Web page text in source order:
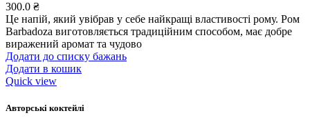
300.0 ₴
Це напій, який увібрав у себе найкращі властивості рому. Ром
Barbadoza виготовляється традиційним способом, має добре
виражений аромат та чудово
Додати до списку бажань
Додати в кошик
Quick view
Авторські коктейлі